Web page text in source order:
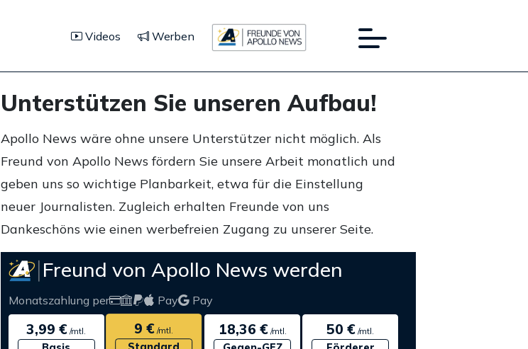
Videos Werben
Unterstützen Sie unseren Aufbau!
Apollo News wäre ohne unsere Unterstützer nicht möglich. Als
Freund von Apollo News fördern Sie unsere Arbeit monatlich und
geben uns so wichtige Planbarkeit, etwa für die Einstellung
neuer Journalisten. Zugleich erhalten Freunde von uns
Dankeschöns wie einen werbefreien Zugang zu unserer Seite.
Freund von Apollo News werden
Monatszahlung per Pay Pay
3,99 € /mtl. 9 € /mtl. 18,36 €/mtl. 50 € /mtl.